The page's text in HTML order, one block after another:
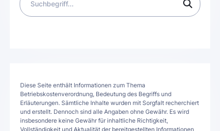
Diese Seite enthält Informationen zum Thema
Betriebskostenverordnung, Bedeutung des Begriffs und
Erläuterungen. Sämtliche Inhalte wurden mit Sorgfalt recherchiert
und erstellt. Dennoch sind alle Angaben ohne Gewähr. Es wird
insbesondere keine Gewähr für inhaltliche Richtigkeit,
Vollständigkeit und Aktualität der bereitgestellten Informationen